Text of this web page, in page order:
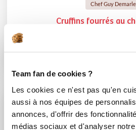
Team fan de cookies ?
Les cookies ce n'est pas qu'en
aussi à nos équipes de
annonces, d'offrir des
médias sociaux et d'analyser
Chef Guy Demarle
Cruffins fourrés au